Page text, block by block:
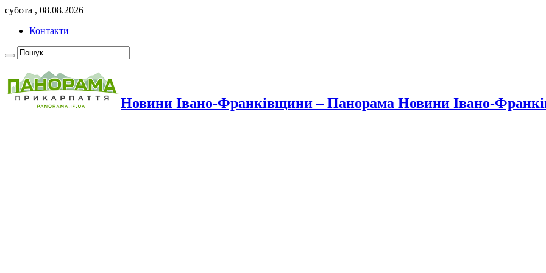
субота , 08.08.2026
Контакти
Новини Івано-Франківщини – Панорама Новини Івано-